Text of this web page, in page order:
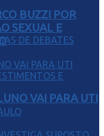
BUZZI POR
SEXUAL E
VAI PARA UTI